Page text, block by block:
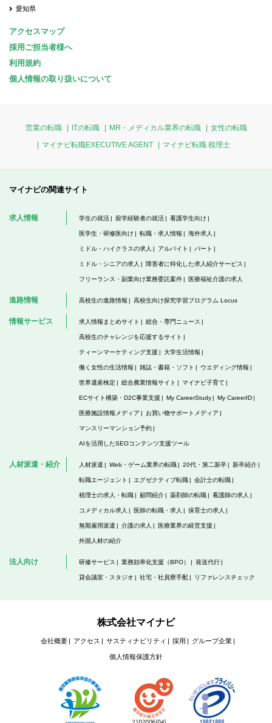
愛知県
アクセスマップ
採用ご担当者様へ
利用規約
個人情報の取り扱いについて
営業の転職 ITの転職 MR・メディカル業界の転職
女性の転職
マイナビ転職EXECUTIVE AGENT
マイナビ転職 税理士
マイナビの関連サイト
求人情報 学生の就活 留学経験者の就活 看護学生向け
医学生・研修医向け 転職・求人情報 海外求人
ミドル・ハイクラスの求人 アルバイト パート
ミドル・シニアの求人 障害者に特化した求人紹介サービス
フリーランス・副業向け業務委託案件 医療福祉介護の求人
進路情報 高校生の進路情報 高校生向け探究学習プログラム Locus
情報サービス 求人情報まとめサイト 総合・専門ニュース
高校生のチャレンジを応援するサイト
ティーンマーケティング支援 大学生活情報
働く女性の生活情報 雑誌・書籍・ソフト ウエディング情報
世界遺産検定 総合農業情報サイト マイナビ子育て
ECサイト構築・D2C事業支援 My CareerStudy My CareerID
医療施設情報メディア お買い物サポートメディア
マンスリーマンション予約
AIを活用したSEOコンテンツ支援ツール
人材派遣・紹介 人材派遣 Web・ゲーム業界の転職 20代・第二新卒 新卒紹介
転職エージェント エグゼクティブ転職 会計士の転職
税理士の求人・転職 顧問紹介 薬剤師の転職 看護師の求人
コメディカル求人 医師の転職・求人 保育士の求人
無期雇用派遣 介護の求人 医療業界の経営支援
外国人材の紹介
法人向け 研修サービス 業務効率化支援（BPO） 発送代行
貸会議室・スタジオ 社宅・社員寮手配 リファレンスチェック
株式会社マイナビ
会社概要 アクセス サスティナビリティ 採用 グループ企業
個人情報保護方針